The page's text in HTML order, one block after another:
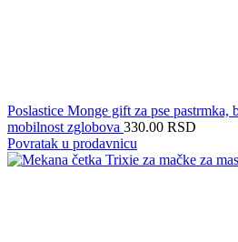
Poslastice Monge gift za pse pastrmka,
mobilnost zglobova 330.00 RSD
Povratak u prodavnicu